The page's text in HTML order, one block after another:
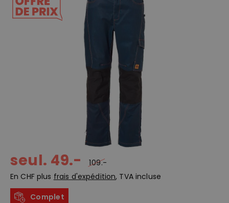
seul. 49.-
109.-
En CHF plus frais d'expédition, TVA incluse
Complet